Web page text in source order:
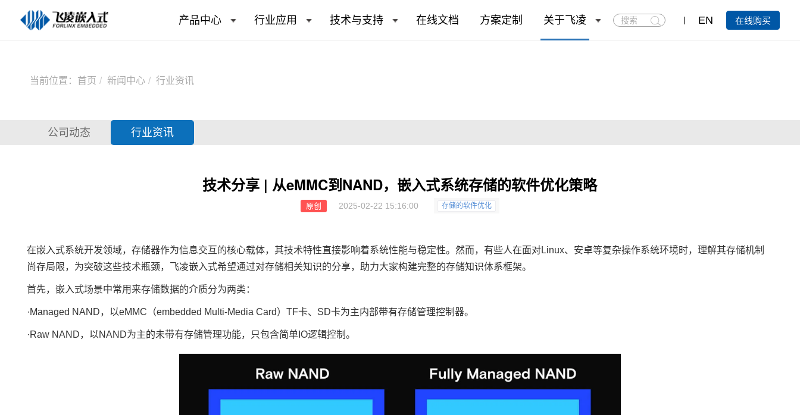
产品中心 行业应用 技术与支持 在线文档 方案定制 关于飞凌
搜
索
EN 在线购买
当前位置： 首页 新闻中心 行业资讯
公司动态 行业资讯
技术分享 | 从eMMC到NAND，嵌入式系统存储的软件优化策略
原创 2025-02-22 15:16:00 存储的软件优化
在嵌入式系统开发领域，存储器作为信息交互的核心载体，其技术特性直接影响着系统性能与稳定性。然而，有些人在面对Linux、安卓等复杂操作系统环境时，理解其存储机制
尚存局限，为突破这些技术瓶颈， 飞凌嵌入式希望通过对存储相关知识的分享，助力大家构建完整的存储知识体系框架。
首先，嵌入式场景中常用来存储数据的介质分为两类：
·Managed NAND，以eMMC（embedded Multi-Media Card）TF卡、SD卡为主内部带有存储管理控制器。
·Raw NAND，以NAND为主的未带有存储管理功能，只包含简单IO逻辑控制。